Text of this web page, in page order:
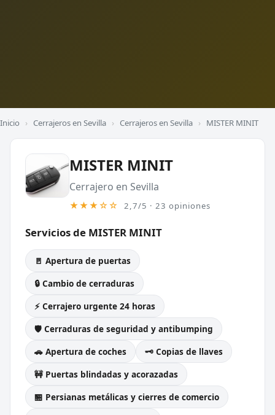
Inicio › Cerrajeros en Sevilla › Cerrajeros en Sevilla › MISTER MINIT
MISTER MINIT
Cerrajero en Sevilla
★★★☆☆ 2,7/5 · 23 opiniones
Servicios de MISTER MINIT
🚪 Apertura de puertas
🔒 Cambio de cerraduras
⚡ Cerrajero urgente 24 horas
🛡️ Cerraduras de seguridad y antibumping
🚗 Apertura de coches
🗝️ Copias de llaves
🚧 Puertas blindadas y acorazadas
🏪 Persianas metálicas y cierres de comercio